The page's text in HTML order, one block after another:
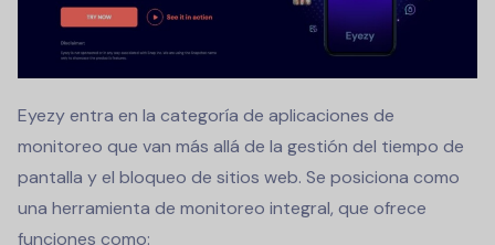
Eyezy entra en la categoría de aplicaciones de
monitoreo que van más allá de la gestión del tiempo de
pantalla y el bloqueo de sitios web. Se posiciona como
una herramienta de monitoreo integral, que ofrece
funciones como: